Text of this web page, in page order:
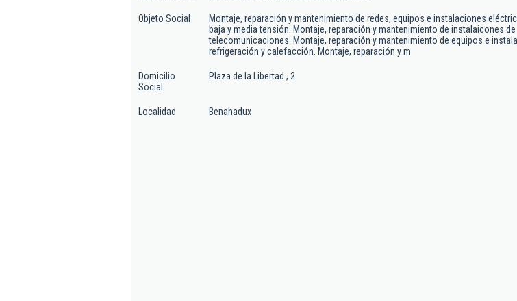
Objeto Social
Montaje, reparación y mantenimiento de redes, equipos e instalaciones
baja y media tensión. Montaje, reparación y mantenimiento de instalaicones de
telecomunicaciones. Montaje, reparación y mantenimiento de equipos e
refrigeración y calefacción. Montaje, reparación y m
Domicilio
Social
Plaza de la Libertad , 2
Localidad Benahadux